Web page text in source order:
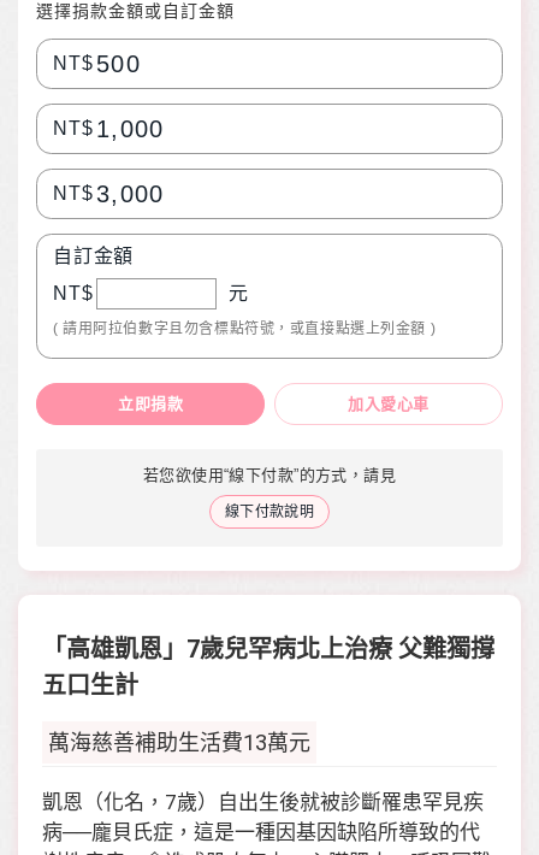
選擇捐款金額或自訂金額
NT$ 500
NT$ 1,000
NT$ 3,000
自訂金額
NT$
元
( 請用阿拉伯數字且勿含標點符號，或直接點選上列金額 )
立即捐款 加入愛心車
若您欲使用“線下付款”的方式，請見
線下付款說明
「高雄凱恩」7歲兒罕病北上治療 父難獨撐
五口生計
萬海慈善補助生活費13萬元
凱恩（化名，7歲）自出生後就被診斷罹患罕見疾
病──龐貝氏症，這是一種因基因缺陷所導致的代